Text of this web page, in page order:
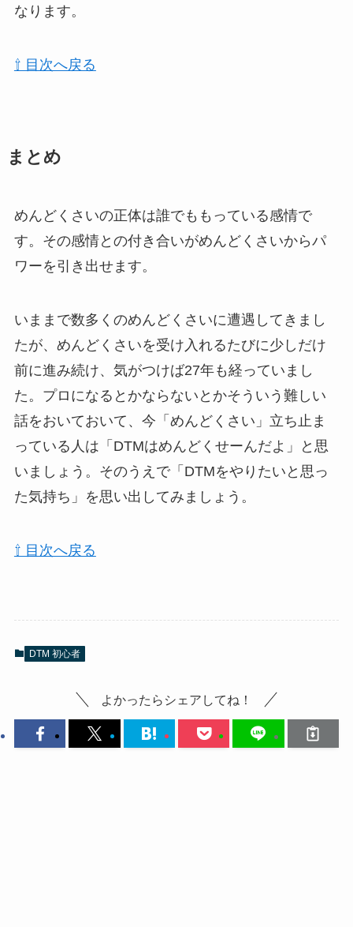
なります。
⇧ 目次へ戻る
まとめ
めんどくさいの正体は誰でももっている感情で
す。その感情との付き合いがめんどくさいからパ
ワーを引き出せます。
いままで数多くのめんどくさいに遭遇してきまし
たが、めんどくさいを受け入れるたびに少しだけ
前に進み続け、気がつけば27年も経っていまし
た。プロになるとかならないとかそういう難しい
話をおいておいて、今「めんどくさい」立ち止ま
っている人は「DTMはめんどくせーんだよ」と思
いましょう。そのうえで「DTMをやりたいと思っ
た気持ち」を思い出してみましょう。
⇧ 目次へ戻る
DTM 初心者
よかったらシェアしてね！